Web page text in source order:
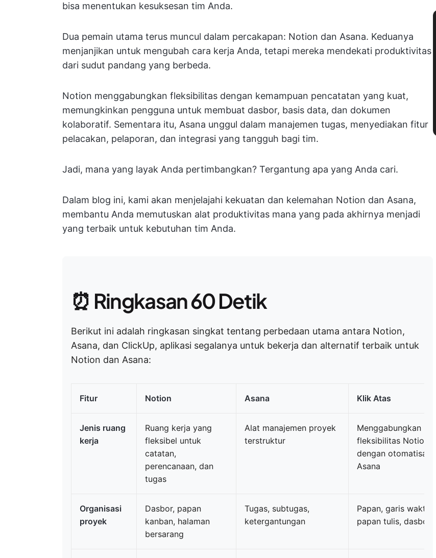
bisa menentukan kesuksesan tim Anda.
Dua pemain utama terus muncul dalam percakapan: Notion dan Asana. Keduanya
menjanjikan untuk mengubah cara kerja Anda, tetapi mereka mendekati produktivitas
dari sudut pandang yang berbeda.
Notion menggabungkan fleksibilitas dengan kemampuan pencatatan yang kuat,
memungkinkan pengguna untuk membuat dasbor, basis data, dan dokumen
kolaboratif. Sementara itu, Asana unggul dalam manajemen tugas, menyediakan fitur
pelacakan, pelaporan, dan integrasi yang tangguh bagi tim.
Jadi, mana yang layak Anda pertimbangkan? Tergantung apa yang Anda cari.
Dalam blog ini, kami akan menjelajahi kekuatan dan kelemahan Notion dan Asana,
membantu Anda memutuskan alat produktivitas mana yang pada akhirnya menjadi
yang terbaik untuk kebutuhan tim Anda.
⏰ Ringkasan 60 Detik
Berikut ini adalah ringkasan singkat tentang perbedaan utama antara Notion,
Asana, dan ClickUp, aplikasi segalanya untuk bekerja dan alternatif terbaik untuk
Notion dan Asana:
Fitur Notion Asana Klik Atas
Jenis ruang
kerja
Ruang kerja yang
fleksibel untuk
catatan,
perencanaan, dan
tugas
Alat manajemen proyek
terstruktur
Menggabungkan
fleksibilitas Notion
dengan otomatisasi
Asana
Organisasi
proyek
Dasbor, papan
kanban, halaman
bersarang
Tugas, subtugas,
ketergantungan
Papan, garis waktu,
papan tulis, dasbor